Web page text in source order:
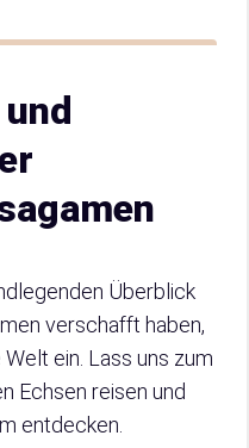
Überblick
verschafft haben,
ein. Lass uns zum
Echsen reisen und
entdecken.